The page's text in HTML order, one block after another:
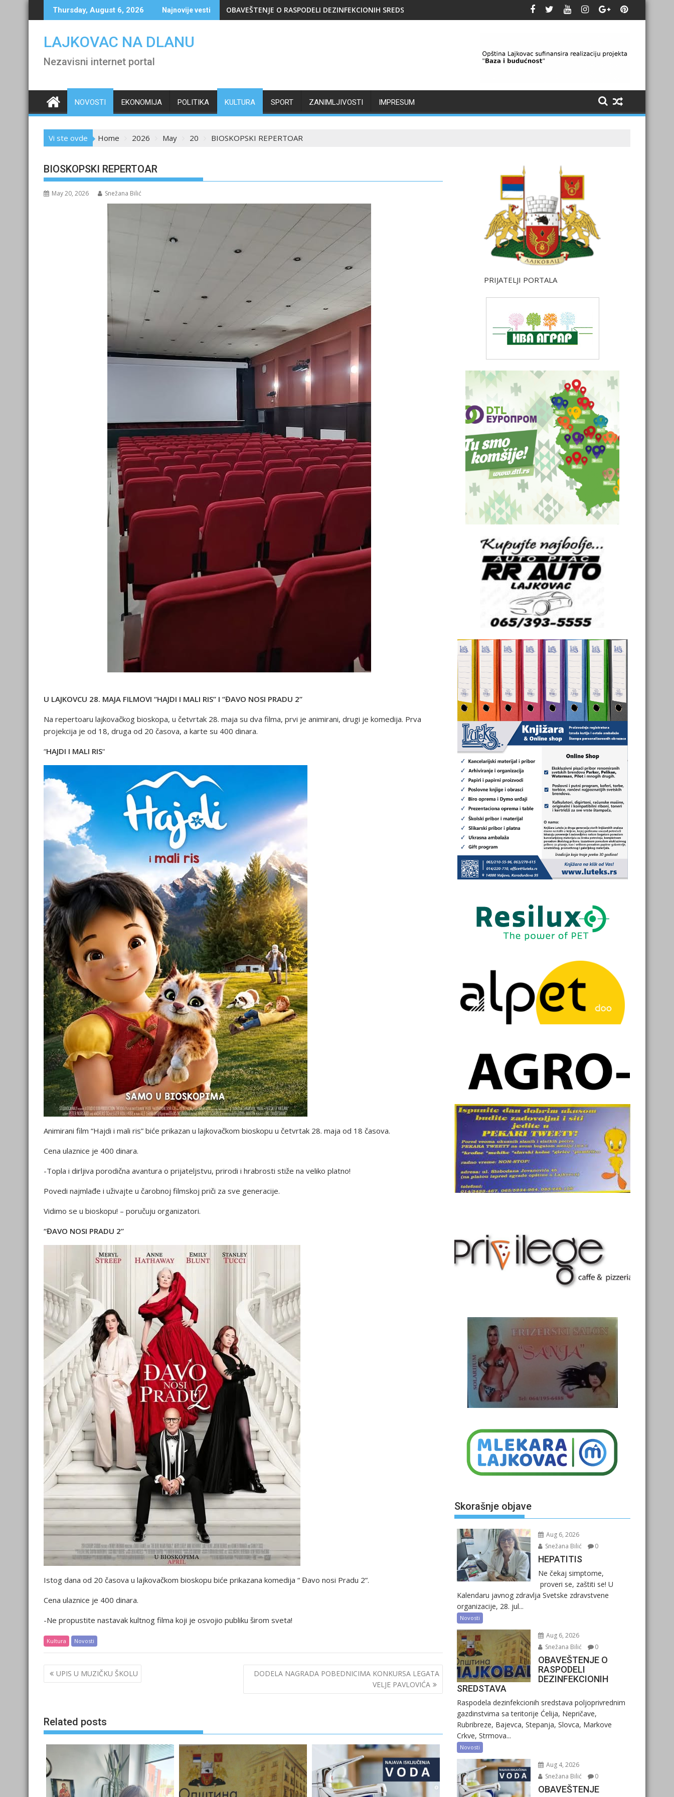
to
Thursday, August 6, 2026 Najnovije vesti OBAVEŠTENJE O RASPODELI DEZINFEKCIONIH SREDSTAVA
LAJKOVAC NA DLANU
Nezavisni internet portal
NOVOSTI EKONOMIJA POLITIKA KULTURA SPORT ZANIMLJIVOSTI IMPRESUM
Vi ste ovde Home 2026 May 20 BIOSKOPSKI REPERTOAR
BIOSKOPSKI REPERTOAR
May 20, 2026 Snežana Bilić
U LAJKOVCU 28. MAJA FILMOVI “HAJDI I MALI RIS” I “ĐAVO NOSI PRADU 2”
Na repertoaru lajkovačkog bioskopa, u četvrtak 28. maja su dva filma, prvi je animirani, drugi je komedija. Prva
projekcija je od 18, druga od 20 časova, a karte su 400 dinara.
“HAJDI I MALI RIS“
Animirani film “Hajdi i mali ris” biće prikazan u lajkovačkom bioskopu u četvrtak 28. maja od 18 časova.
Cena ulaznice je 400 dinara.
-Topla i dirljiva porodična avantura o prijateljstvu, prirodi i hrabrosti stiže na veliko platno!
Povedi najmlađe i uživajte u čarobnoj filmskoj priči za sve generacije.
Vidimo se u bioskopu! – poručuju organizatori.
“ĐAVO NOSI PRADU 2”
Istog dana od 20 časova u lajkovačkom bioskopu biće prikazana komedija “ Đavo nosi Pradu 2”.
Cena ulaznice je 400 dinara.
-Ne propustite nastavak kultnog filma koji je osvojio publiku širom sveta!
Kultura Novosti
Post
navigation
UPIS U MUZIČKU ŠKOLU
DODELA NAGRADA POBEDNICIMA KONKURSA LEGATA
VELJE PAVLOVIĆA
Related posts
PRIJATELJI PORTALA
Skorašnje objave
Aug 6, 2026
Snežana Bilić
0
HEPATITIS
Ne čekaj simptome,
proveri se, zaštiti se! U
Kalendaru javnog zdravlja Svetske zdravstvene
organizacije, 28. jul...
Novosti
Aug 6, 2026
Snežana Bilić
0
OBAVEŠTENJE O
RASPODELI
DEZINFEKCIONIH
SREDSTAVA
Raspodela dezinfekcionih sredstava poljoprivrednim
gazdinstvima sa teritorije Ćelija, Nepričave,
Rubribreze, Bajevca, Stepanja, Slovca, Markove
Crkve, Strmova...
Novosti
Aug 4, 2026
Snežana Bilić
0
OBAVEŠTENJE